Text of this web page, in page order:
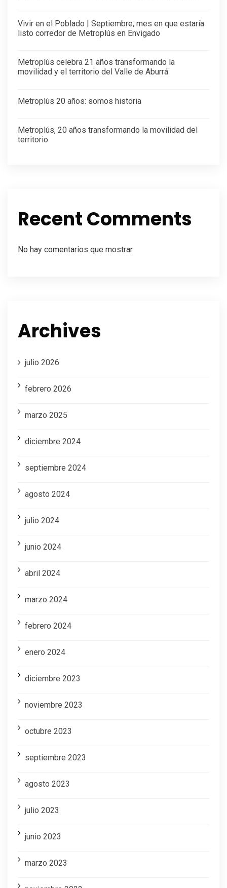
Vivir en el Poblado | Septiembre, mes en que estaría
listo corredor de Metroplús en Envigado
Metroplús celebra 21 años transformando la
movilidad y el territorio del Valle de Aburrá
Metroplús 20 años: somos historia
Metroplús, 20 años transformando la movilidad del
territorio
Recent Comments
No hay comentarios que mostrar.
Archives
julio 2026
febrero 2026
marzo 2025
diciembre 2024
septiembre 2024
agosto 2024
julio 2024
junio 2024
abril 2024
marzo 2024
febrero 2024
enero 2024
diciembre 2023
noviembre 2023
octubre 2023
septiembre 2023
agosto 2023
julio 2023
junio 2023
marzo 2023